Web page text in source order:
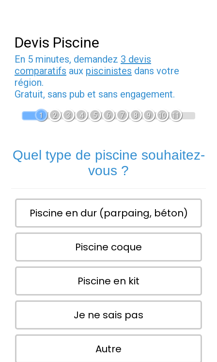
Devis Piscine
En 5 minutes, demandez 3 devis
comparatifs aux piscinistes dans votre
région.
Gratuit, sans pub et sans engagement.
1 2 3 4 5 6 7 8 9 10 11
Quel type de piscine souhaitez-
vous ?
Piscine en dur (parpaing, béton)
Piscine coque
Piscine en kit
Je ne sais pas
Autre